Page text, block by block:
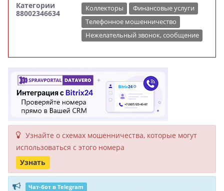
Категории
88002346634
Коллекторы
Финансовые услуги
Телефонное мошенничество
Нежелательный звонок, сообщение
Узнайте о схемах мошенни­чества, кото­рые могут
исполь­зоваться с этого номера
Узнать
Чат-бот в Telegram